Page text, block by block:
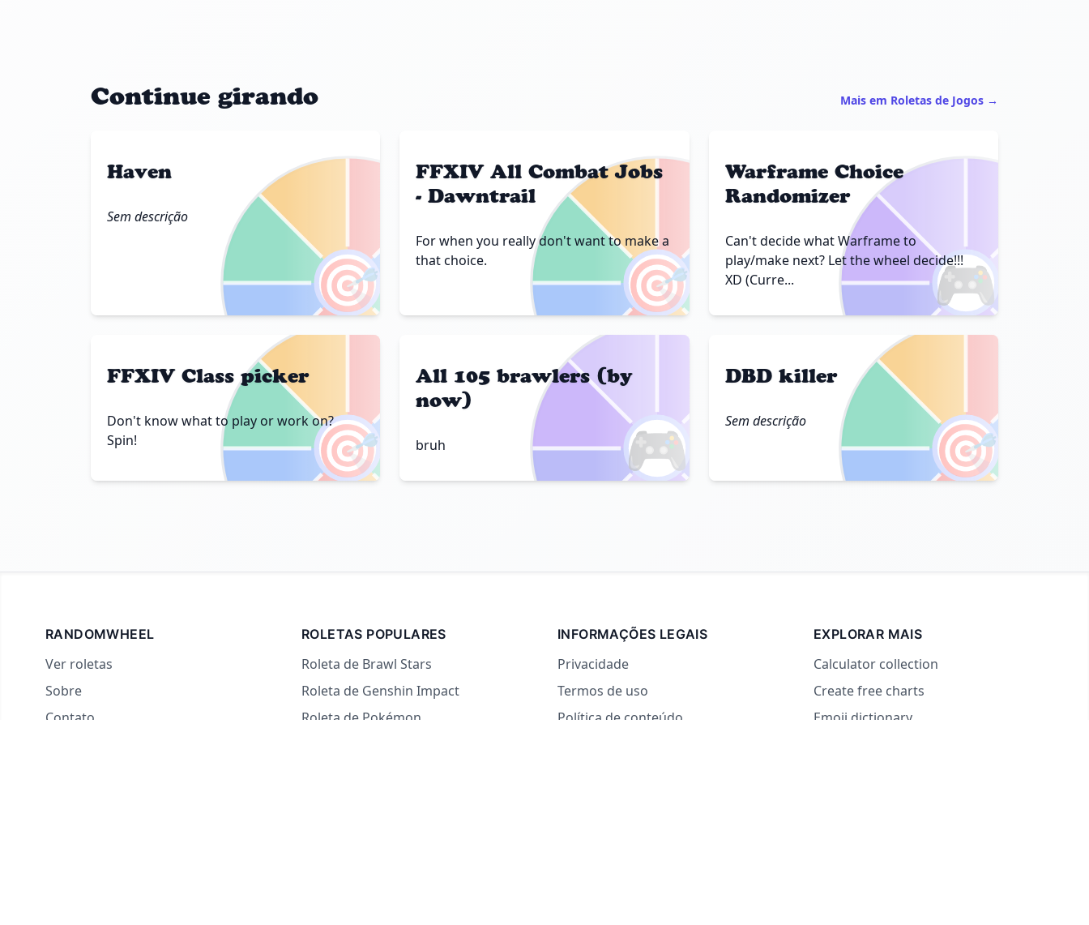
Continue girando Mais em Roletas de Jogos →
🎯
Haven
Sem descrição
🎯
FFXIV All Combat Jobs
- Dawntrail
For when you really don't want to make a
that choice.
🎮
Warframe Choice
Randomizer
Can't decide what Warframe to
play/make next? Let the wheel decide!!!
XD (Curre...
🎯
FFXIV Class picker
Don't know what to play or work on?
Spin!
🎮
All 105 brawlers (by
now)
bruh 🎯
DBD killer
Sem descrição
RANDOMWHEEL
Ver roletas
Sobre
Contato
ROLETAS POPULARES
Roleta de Brawl Stars
Roleta de Genshin Impact
Roleta de Pokémon
INFORMAÇÕES LEGAIS
Privacidade
Termos de uso
Política de conteúdo
EXPLORAR MAIS
Calculator collection
Create free charts
Emoji dictionary